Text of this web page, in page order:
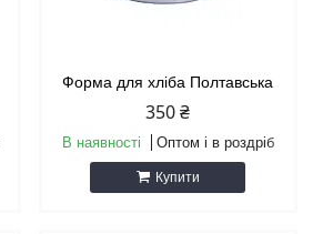
Форма для хліба Полтавська
350 ₴
В наявності Оптом і в роздріб
Купити